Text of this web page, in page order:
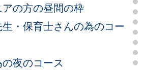
の方の昼間の枠
・保育士さんの為のコー
夜のコース